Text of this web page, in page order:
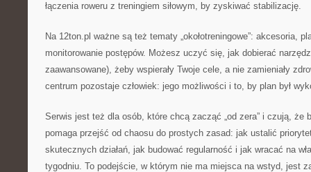
łączenia roweru z treningiem siłowym, by zyskiwać stabilizację.
Na 12ton.pl ważne są też tematy „okołotreningowe”: akcesoria,
monitorowanie postępów. Możesz uczyć się, jak dobierać
zaawansowane), żeby wspierały Twoje cele, a nie zamieniały
centrum pozostaje człowiek: jego możliwości i to, by plan był
Serwis jest też dla osób, które chcą zacząć „od zera” i czują, że
pomaga przejść od chaosu do prostych zasad: jak ustalić
skutecznych działań, jak budować regularność i jak wracać na
tygodniu. To podejście, w którym nie ma miejsca na wstyd, jest